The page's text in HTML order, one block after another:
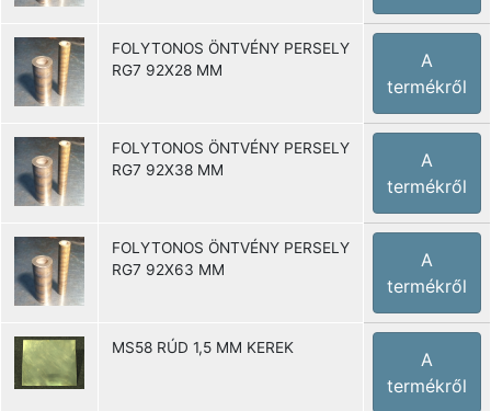
FOLYTONOS ÖNTVÉNY PERSELY
RG7 92X28 MM
A
termékről
FOLYTONOS ÖNTVÉNY PERSELY
RG7 92X38 MM
A
termékről
FOLYTONOS ÖNTVÉNY PERSELY
RG7 92X63 MM
A
termékről
MS58 RÚD 1,5 MM KEREK
A
termékről